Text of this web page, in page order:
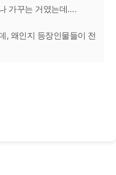
가꾸는 거였는데….
, 왜인지 등장인물들이 전